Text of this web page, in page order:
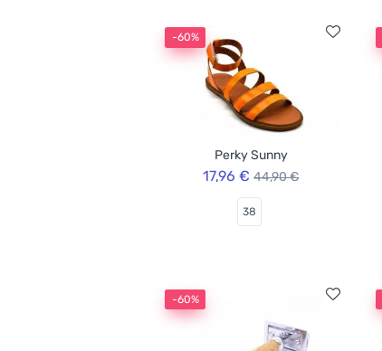
-60%
Perky Sunny
17,96 € 44,90 €
38
-60%